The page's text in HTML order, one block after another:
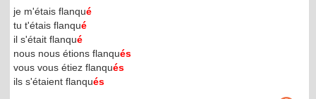
je m'étais flanqué
tu t'étais flanqué
il s'était flanqué
nous nous étions flanqués
vous vous étiez flanqués
ils s'étaient flanqués